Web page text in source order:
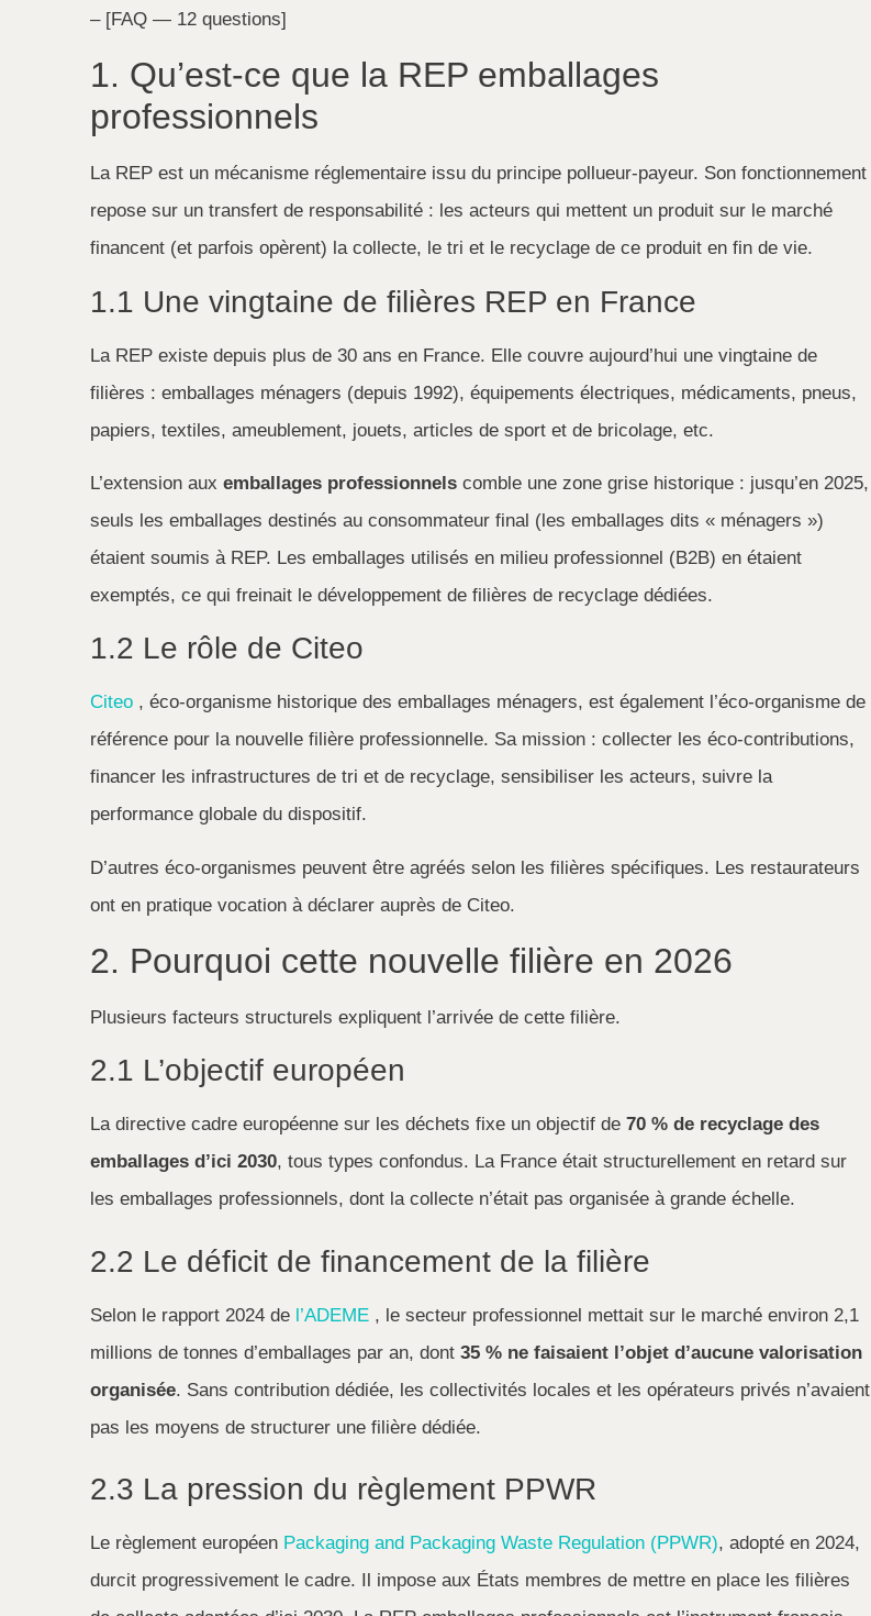
– [FAQ — 12 questions]
1. Qu’est-ce que la REP emballages
professionnels
La REP est un mécanisme réglementaire issu du principe pollueur-payeur. Son fonctionnement
repose sur un transfert de responsabilité : les acteurs qui mettent un produit sur le marché
financent (et parfois opèrent) la collecte, le tri et le recyclage de ce produit en fin de vie.
1.1 Une vingtaine de filières REP en France
La REP existe depuis plus de 30 ans en France. Elle couvre aujourd’hui une vingtaine de
filières : emballages ménagers (depuis 1992), équipements électriques, médicaments, pneus,
papiers, textiles, ameublement, jouets, articles de sport et de bricolage, etc.
L’extension aux emballages professionnels comble une zone grise historique : jusqu’en 2025,
seuls les emballages destinés au consommateur final (les emballages dits « ménagers »)
étaient soumis à REP. Les emballages utilisés en milieu professionnel (B2B) en étaient
exemptés, ce qui freinait le développement de filières de recyclage dédiées.
1.2 Le rôle de Citeo
Citeo , éco-organisme historique des emballages ménagers, est également l’éco-organisme de
référence pour la nouvelle filière professionnelle. Sa mission : collecter les éco-contributions,
financer les infrastructures de tri et de recyclage, sensibiliser les acteurs, suivre la
performance globale du dispositif.
D’autres éco-organismes peuvent être agréés selon les filières spécifiques. Les restaurateurs
ont en pratique vocation à déclarer auprès de Citeo.
2. Pourquoi cette nouvelle filière en 2026
Plusieurs facteurs structurels expliquent l’arrivée de cette filière.
2.1 L’objectif européen
La directive cadre européenne sur les déchets fixe un objectif de 70 % de recyclage des
emballages d’ici 2030, tous types confondus. La France était structurellement en retard sur
les emballages professionnels, dont la collecte n’était pas organisée à grande échelle.
2.2 Le déficit de financement de la filière
Selon le rapport 2024 de l’ADEME , le secteur professionnel mettait sur le marché environ 2,1
millions de tonnes d’emballages par an, dont 35 % ne faisaient l’objet d’aucune valorisation
organisée. Sans contribution dédiée, les collectivités locales et les opérateurs privés n’avaient
pas les moyens de structurer une filière dédiée.
2.3 La pression du règlement PPWR
Le règlement européen Packaging and Packaging Waste Regulation (PPWR), adopté en 2024,
durcit progressivement le cadre. Il impose aux États membres de mettre en place les filières